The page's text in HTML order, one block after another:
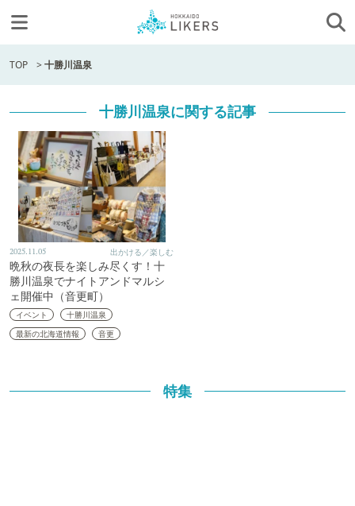
TOP >十勝川温泉
十勝川温泉に関する記事
2025.11.05 出かける／楽しむ
晩秋の夜長を楽しみ尽くす！十
勝川温泉でナイトアンドマルシ
ェ開催中（音更町）
イベント
十勝川温泉
最新の北海道情報
音更
特集